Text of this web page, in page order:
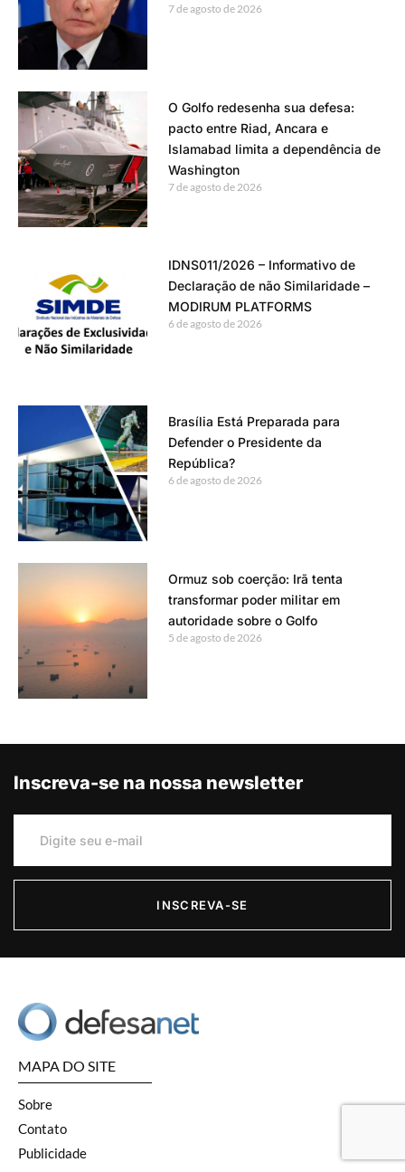
7 de agosto de 2026
O Golfo redesenha sua defesa:
pacto entre Riad, Ancara e
Islamabad limita a dependência de
Washington
7 de agosto de 2026
IDNS011/2026 – Informativo de
Declaração de não Similaridade –
MODIRUM PLATFORMS
6 de agosto de 2026
Brasília Está Preparada para
Defender o Presidente da
República?
6 de agosto de 2026
Ormuz sob coerção: Irã tenta
transformar poder militar em
autoridade sobre o Golfo
5 de agosto de 2026
Inscreva-se na nossa newsletter
INSCREVA-SE
MAPA DO SITE
Sobre
Contato
Publicidade